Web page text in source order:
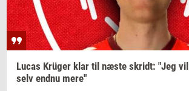
Lucas Krüger klar til næste skridt: "Jeg vil
selv endnu mere"